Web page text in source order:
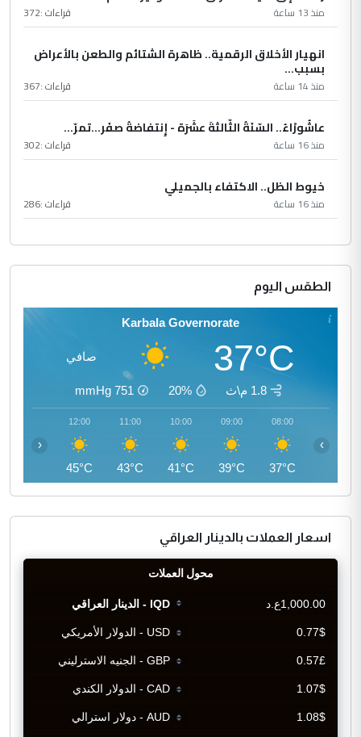
منذ 13 ساعة قراءات :372
انهيار الأخلاق الرقمية.. ظاهرة الشتائم والطعن بالأعراض
بسبب...
منذ 14 ساعة قراءات :367
عاشُورْاءُ.. السّنَةُ الثّالثةَ عشَرَة - إِنتفاضةُ صفَر…تمرّ...
منذ 16 ساعة قراءات :302
خيوط الظل.. الاكتفاء بالجميلي
منذ 16 ساعة قراءات :286
الطقس اليوم
Karbala Governorate
37°C صافي
1.8 م\ث 20%
751
mmHg
08:00
37°C
09:00
39°C
10:00
41°C
11:00
43°C
12:00
45°C
‹ ›
اسعار العملات بالدينار العراقي